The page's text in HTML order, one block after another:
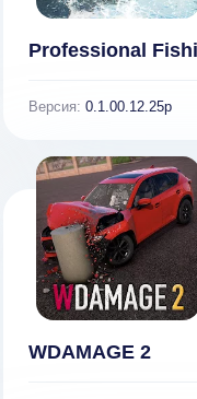
Professional
Версия: 0.1.00.12.25p
WDAMAGE 2